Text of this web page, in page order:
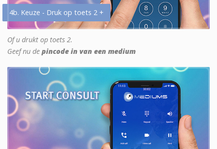
4b. Keuze - Druk op toets 2 +
Of u drukt op toets 2.
Geef nu de pincode in van een medium